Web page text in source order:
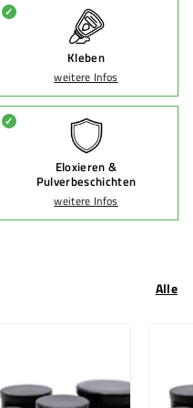
✓
Kleben
weitere Infos
✓
Eloxieren &
Pulverbeschichten
weitere Infos
Alle